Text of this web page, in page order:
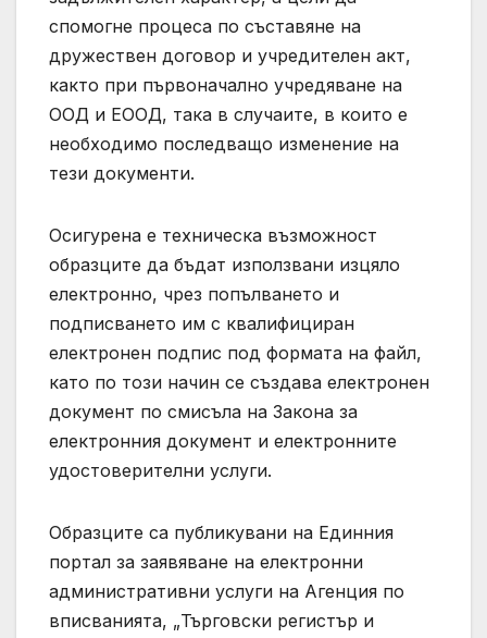
спомогне процеса по съставяне на
дружествен договор и учредителен акт,
както при първоначално учредяване на
ООД и ЕООД, така в случаите, в които е
необходимо последващо изменение на
тези документи.
Осигурена е техническа възможност
образците да бъдат използвани изцяло
електронно, чрез попълването и
подписването им с квалифициран
електронен подпис под формата на файл,
като по този начин се създава електронен
документ по смисъла на Закона за
електронния документ и електронните
удостоверителни услуги.
Образците са публикувани на Единния
портал за заявяване на електронни
административни услуги на Агенция по
вписванията, „Търговски регистър и